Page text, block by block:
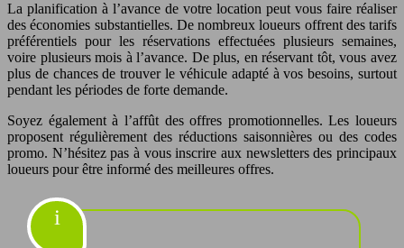
La planification à l’avance de votre location peut vous faire réaliser
des économies substantielles. De nombreux loueurs offrent des tarifs
préférentiels pour les réservations effectuées plusieurs semaines,
voire plusieurs mois à l’avance. De plus, en réservant tôt, vous avez
plus de chances de trouver le véhicule adapté à vos besoins, surtout
pendant les périodes de forte demande.
Soyez également à l’affût des offres promotionnelles. Les loueurs
proposent régulièrement des réductions saisonnières ou des codes
promo. N’hésitez pas à vous inscrire aux newsletters des principaux
loueurs pour être informé des meilleures offres.